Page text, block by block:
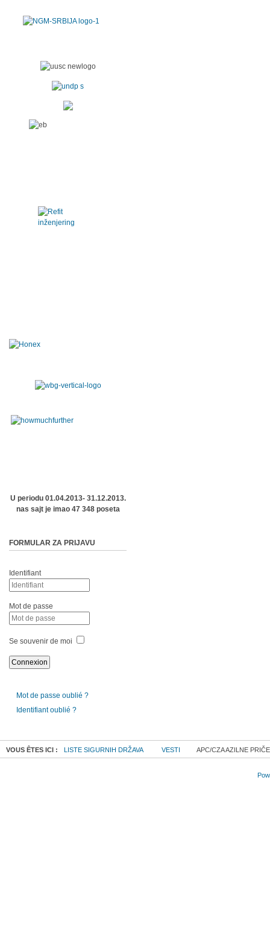
U periodu 01.04.2013- 31.12.2013.
nas sajt je imao 47 348 poseta
FORMULAR ZA PRIJAVU
Identifiant
Mot de passe
Se souvenir de moi
Mot de passe oublié ?
Identifiant oublié ?
VOUS ÊTES ICI : LISTE SIGURNIH DRŽAVA VESTI APC/CZA AZILNE